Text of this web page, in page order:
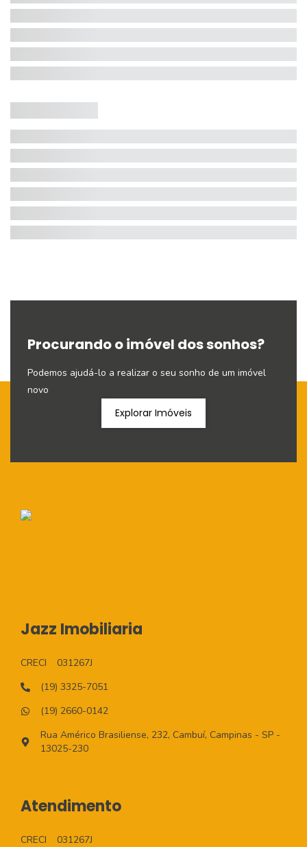
Procurando o imóvel dos sonhos?
Podemos ajudá-lo a realizar o seu sonho de um imóvel
novo
Explorar Imóveis
Jazz Imobiliaria
CRECI
031267J
(19) 3325-7051
(19) 2660-0142
Rua Américo Brasiliense, 232, Cambuí, Campinas - SP -
13025-230
Atendimento
CRECI
031267J